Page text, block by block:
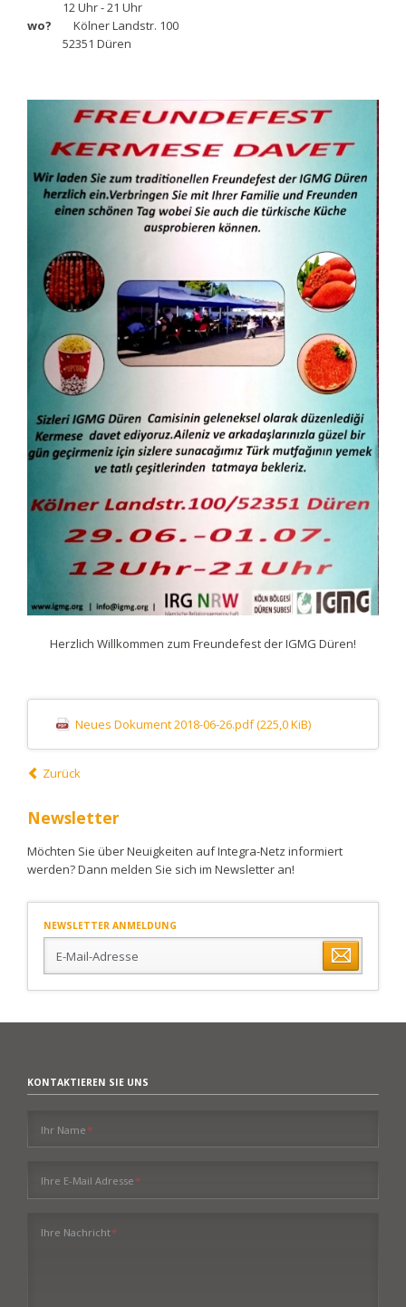
12 Uhr - 21 Uhr
wo? Kölner Landstr. 100
52351 Düren
Herzlich Willkommen zum Freundefest der IGMG Düren!
Neues Dokument 2018-06-26.pdf(225,0 KiB)
Zurück
Newsletter
Möchten Sie über Neuigkeiten auf Integra-Netz informiert
werden? Dann melden Sie sich im Newsletter an!
NEWSLETTER ANMELDUNG
Mail-
KONTAKTIEREN SIE UNS
Pflichtfeld
Ihr Name*
Pflichtfeld
Ihre E-Mail Adresse*
Pflichtfeld
Ihre Nachricht*